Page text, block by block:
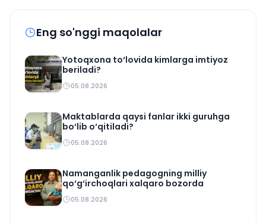
Eng so'nggi maqolalar
Yotoqxona to‘lovida kimlarga imtiyoz
beriladi?
05.08.2026
Maktablarda qaysi fanlar ikki guruhga
bo‘lib o‘qitiladi?
05.08.2026
Namanganlik pedagogning milliy
qo‘g‘irchoqlari xalqaro bozorda
05.08.2026